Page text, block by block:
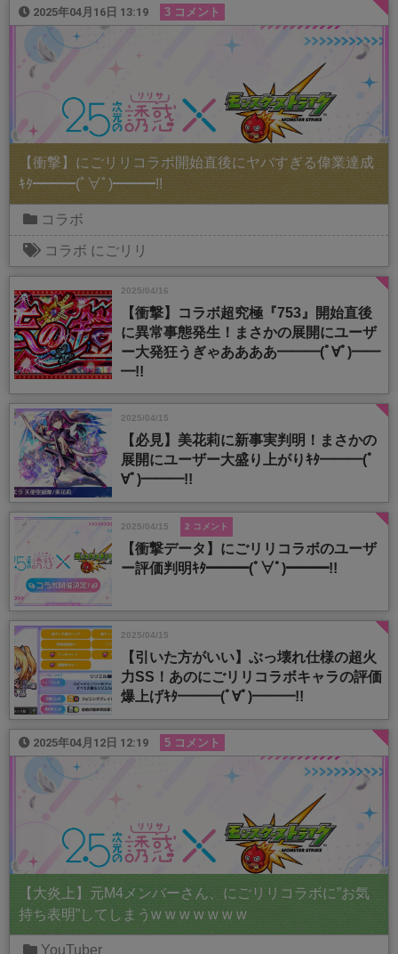
2025年04月16日 13:19 3 コメント
【衝撃】にごリリコラボ開始直後にヤバすぎる偉業達成
ｷﾀ━━━(ﾟ∀ﾟ)━━━!!
コラボ
コラボ にごリリ
2025/04/16
【衝撃】コラボ超究極『753』開始直後
に異常事態発生！まさかの展開にユーザ
ー大発狂うぎゃああああ━━━(ﾟ∀ﾟ)━━
━!!
2025/04/15
【必見】美花莉に新事実判明！まさかの
展開にユーザー大盛り上がりｷﾀ━━━(ﾟ
∀ﾟ)━━━!!
2025/04/15 2 コメント
【衝撃データ】にごリリコラボのユーザ
ー評価判明ｷﾀ━━━(ﾟ∀ﾟ)━━━!!
2025/04/15
【引いた方がいい】ぶっ壊れ仕様の超火
力SS！あのにごリリコラボキャラの評価
爆上げｷﾀ━━━(ﾟ∀ﾟ)━━━!!
2025年04月12日 12:19 5 コメント
【大炎上】元M4メンバーさん、にごリリコラボに”お気
持ち表明”してしまうw w w w w w w
YouTuber